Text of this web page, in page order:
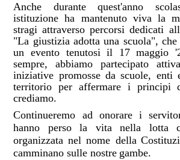
Anche durante quest'anno
istituzione ha mantenuto viva la
stragi attraverso percorsi dedicati
"La giustizia adotta una scuola",
un evento tenutosi il 17 maggio
sempre,
abbiamo partecipato
iniziative promosse da scuole, enti
territorio per affermare i principi
crediamo.
Continueremo ad onorare i
hanno
perso la vita nella lotta
organizzata nel nome della
camminano sulle nostre gambe.